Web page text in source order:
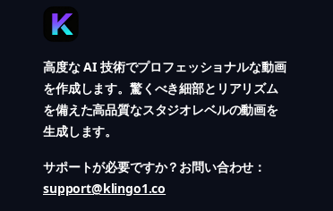
高度な AI 技術でプロフェッショナルな動画
を作成します。驚くべき細部とリアリズム
を備えた高品質なスタジオレベルの動画を
生成します。
サポートが必要ですか？お問い合わせ：
support@klingo1.co